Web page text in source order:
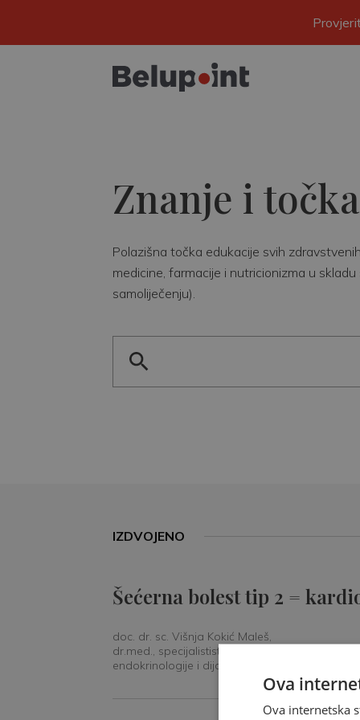
Znanje i točka
Polazišna točka edukacije svih
medicine, farmacije i nutricionizma u
samoliječenju).
IZDVOJENO
Šećerna bolest tip 2 =
doc. dr. sc. Višnja Kokić Maleš,
dr.med., specijalististica
endokrinologije i dijabetologije
Ova
Ova internetska